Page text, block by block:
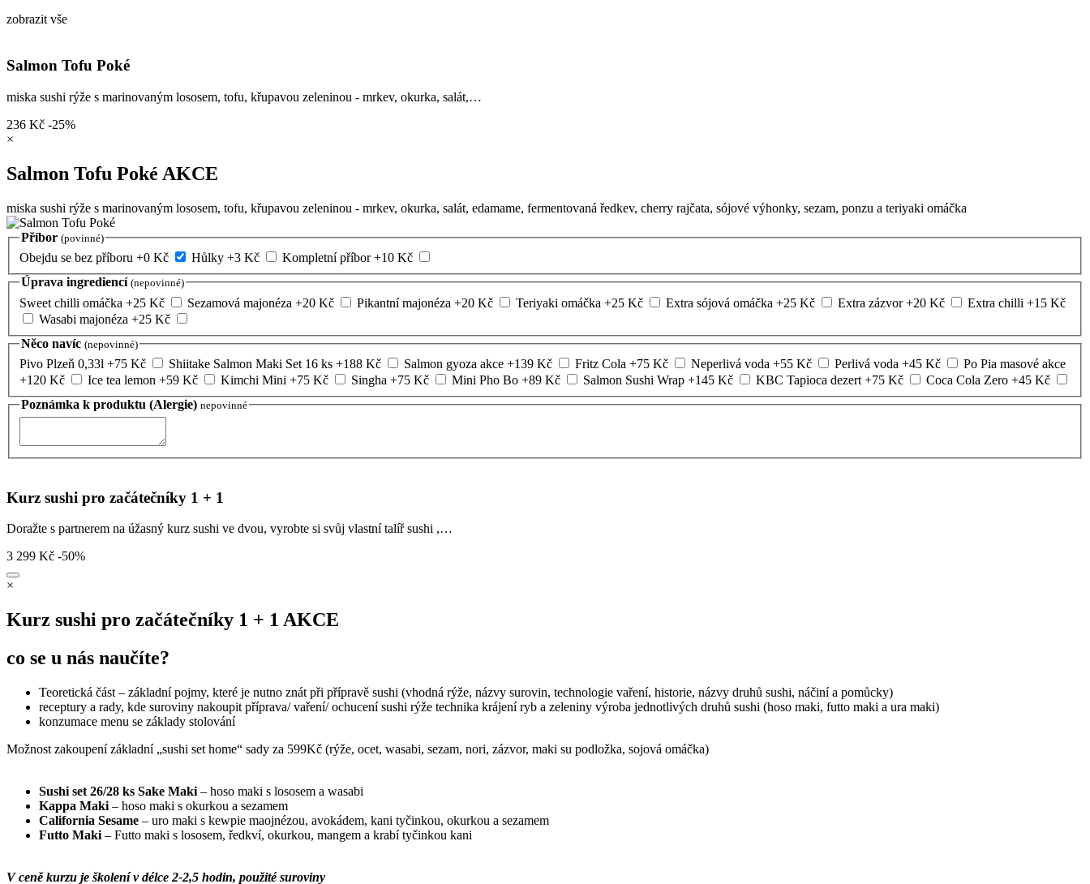
zobrazit vše
Salmon Tofu Poké
miska sushi rýže s marinovaným lososem, tofu, křupavou zeleninou - mrkev, okurka, salát,…
236 Kč -25%
×
Salmon Tofu Poké AKCE
miska sushi rýže s marinovaným lososem, tofu, křupavou zeleninou - mrkev, okurka, salát, edamame, fermentovaná ředkev, cherry rajčata, sójové výhonky, sezam, ponzu a teriyaki omáčka
Příbor (povinné)
Obejdu se bez příboru +0 Kč Hůlky +3 Kč Kompletní příbor+10 Kč
Úprava ingrediencí (nepovinné)
Sweet chilli omáčka +25 Kč Sezamová majonéza +20 Kč Pikantní majonéza +20 Kč Teriyaki omáčka +25 Kč Extra sójová omáčka +25 Kč Extra zázvor+20 Kč Extra chilli +15 Kč
Wasabi majonéza +25 Kč
Něco navíc (nepovinné)
Pivo Plzeň 0,33l +75 Kč Shiitake Salmon Maki Set 16 ks +188 Kč Salmon gyoza akce +139 Kč Fritz Cola +75 Kč Neperlivá voda +55 Kč Perlivá voda +45 Kč
Po Pia masové akce
+120 Kč Ice tea lemon +59 Kč Kimchi Mini +75 Kč Singha +75 Kč Mini Pho Bo +89 Kč Salmon Sushi Wrap +145 Kč KBC Tapioca dezert+75 Kč Coca Cola Zero +45 Kč
Poznámka k produktu (Alergie) nepovinné
Kurz sushi pro začátečníky 1 + 1
Doražte s partnerem na úžasný kurz sushi ve dvou, vyrobte si svůj vlastní talíř sushi ,…
3 299 Kč -50%
×
Kurz sushi pro začátečníky 1 + 1 AKCE
co se u nás naučíte?
Teoretická část – základní pojmy, které je nutno znát při přípravě sushi (vhodná rýže, názvy surovin, technologie vaření, historie, názvy druhů sushi, náčiní a pomůcky)
receptury a rady, kde suroviny nakoupit příprava/ vaření/ ochucení sushi rýže technika krájení ryb a zeleniny výroba jednotlivých druhů sushi (hoso maki, futto maki a ura maki)
konzumace menu se základy stolování
Možnost zakoupení základní „sushi set home“ sady za 599Kč (rýže, ocet, wasabi, sezam, nori, zázvor, maki su podložka, sojová omáčka)
Sushi set 26/28 ks Sake Maki – hoso maki s lososem a wasabi
Kappa Maki – hoso maki s okurkou a sezamem
California Sesame – uro maki s kewpie maojnézou, avokádem, kani tyčinkou, okurkou a sezamem
Futto Maki – Futto maki s lososem, ředkví, okurkou, mangem a krabí tyčinkou kani
V ceně kurzu je školení v délce 2-2,5 hodin, použité suroviny